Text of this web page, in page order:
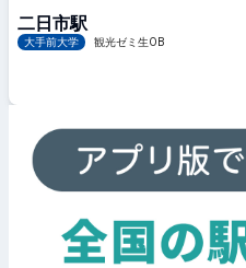
二日市駅
大手前大学 観光ゼミ生OB